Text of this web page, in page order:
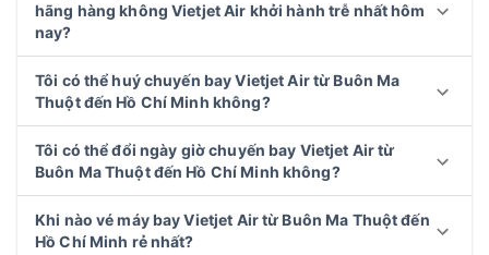
hãng hàng không Vietjet Air khởi hành trễ nhất hôm
nay?
Tôi có thể huý chuyến bay Vietjet Air từ Buôn Ma
Thuột đến Hồ Chí Minh không?
Tôi có thể đổi ngày giờ chuyến bay Vietjet Air từ
Buôn Ma Thuột đến Hồ Chí Minh không?
Khi nào vé máy bay Vietjet Air từ Buôn Ma Thuột đến
Hồ Chí Minh rẻ nhất?